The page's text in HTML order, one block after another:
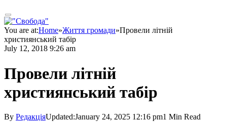
You are at:Home»Життя громади»Провели літній
християнський табір
July 12, 2018 9:26 am
Провели літній
християнський табір
By РедакціяUpdated:January 24, 2025 12:16 pm1 Min Read